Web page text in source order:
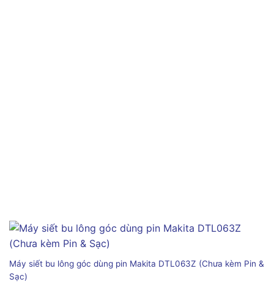
Máy siết bu lông góc dùng pin Makita DTL063Z (Chưa kèm Pin &
Sạc)